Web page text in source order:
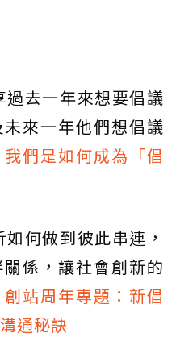
去一年來想要倡議
來一年他們想倡議
們是如何成為「倡
何做到彼此串連，
係，讓社會創新的
創站周年專題：新倡
通秘訣